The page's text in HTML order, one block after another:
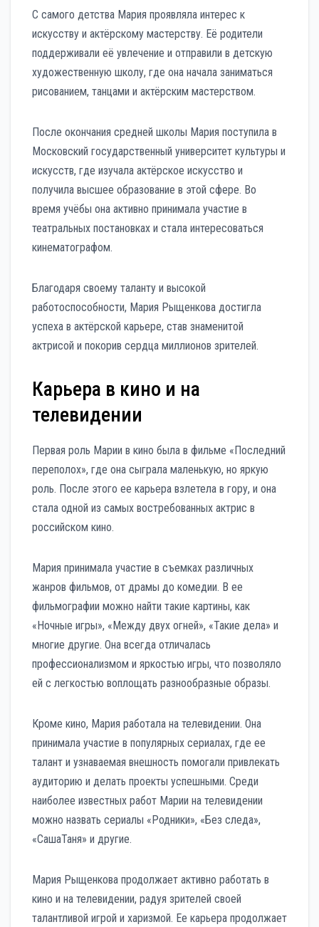
С самого детства Мария проявляла интерес к
искусству и актёрскому мастерству. Её родители
поддерживали её увлечение и отправили в детскую
художественную школу, где она начала заниматься
рисованием, танцами и актёрским мастерством.
После окончания средней школы Мария поступила в
Московский государственный университет культуры и
искусств, где изучала актёрское искусство и
получила высшее образование в этой сфере. Во
время учёбы она активно принимала участие в
театральных постановках и стала интересоваться
кинематографом.
Благодаря своему таланту и высокой
работоспособности, Мария Рыщенкова достигла
успеха в актёрской карьере, став знаменитой
актрисой и покорив сердца миллионов зрителей.
Карьера в кино и на
телевидении
Первая роль Марии в кино была в фильме «Последний
переполох», где она сыграла маленькую, но яркую
роль. После этого ее карьера взлетела в гору, и она
стала одной из самых востребованных актрис в
российском кино.
Мария принимала участие в съемках различных
жанров фильмов, от драмы до комедии. В ее
фильмографии можно найти такие картины, как
«Ночные игры», «Между двух огней», «Такие дела» и
многие другие. Она всегда отличалась
профессионализмом и яркостью игры, что позволяло
ей с легкостью воплощать разнообразные образы.
Кроме кино, Мария работала на телевидении. Она
принимала участие в популярных сериалах, где ее
талант и узнаваемая внешность помогали привлекать
аудиторию и делать проекты успешными. Среди
наиболее известных работ Марии на телевидении
можно назвать сериалы «Родники», «Без следа»,
«СашаТаня» и другие.
Мария Рыщенкова продолжает активно работать в
кино и на телевидении, радуя зрителей своей
талантливой игрой и харизмой. Ее карьера продолжает